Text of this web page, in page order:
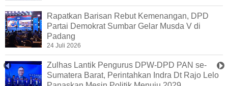
Rapatkan Barisan Rebut Kemenangan, DPD
Partai Demokrat Sumbar Gelar Musda V di
Padang
24 Juli 2026
Zulhas Lantik Pengurus DPW-DPD PAN se-
Sumatera Barat, Perintahkan Indra Dt Rajo Lelo